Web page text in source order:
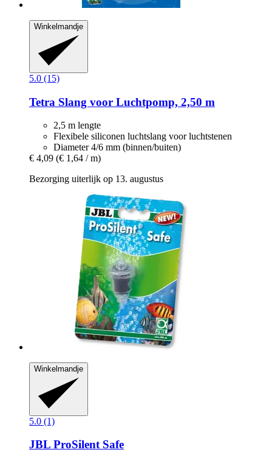
Winkelmandje
5.0 (15)
Tetra Slang voor Luchtpomp, 2,50 m
2,5 m lengte
Flexibele siliconen luchtslang voor luchtstenen
Diameter 4/6 mm (binnen/buiten)
€ 4,09 (€ 1,64 / m)
Bezorging uiterlijk op 13. augustus
Winkelmandje
5.0 (1)
JBL ProSilent Safe